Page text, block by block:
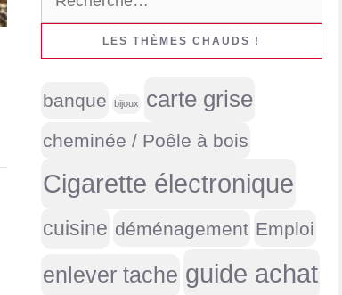
LES THÈMES CHAUDS !
banque bijoux carte grise
cheminée / Poêle à bois
Cigarette électronique
cuisine déménagement Emploi
enlever tache guide achat